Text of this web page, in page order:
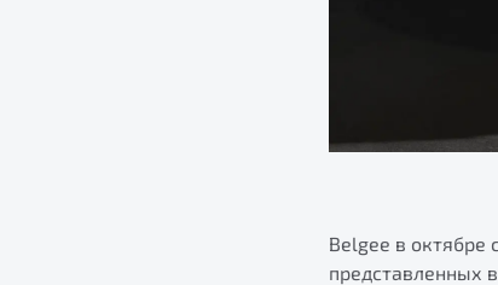
Belgee в октябре
представленных